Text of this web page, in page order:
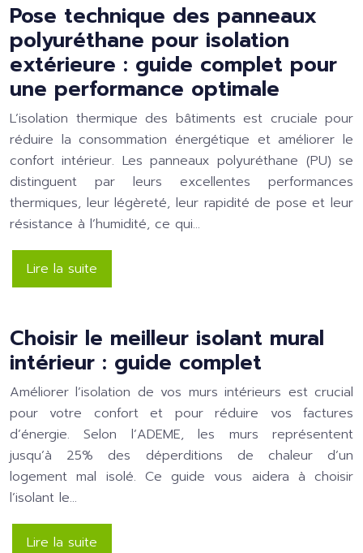
Pose technique des panneaux
polyuréthane pour isolation
extérieure : guide complet pour
une performance optimale
L’isolation thermique des bâtiments est cruciale pour
réduire la consommation énergétique et améliorer le
confort intérieur. Les panneaux polyuréthane (PU) se
distinguent par leurs excellentes performances
thermiques, leur légèreté, leur rapidité de pose et leur
résistance à l’humidité, ce qui…
Lire la suite
Choisir le meilleur isolant mural
intérieur : guide complet
Améliorer l’isolation de vos murs intérieurs est crucial
pour votre confort et pour réduire vos factures
d’énergie. Selon l’ADEME, les murs représentent
jusqu’à 25% des déperditions de chaleur d’un
logement mal isolé. Ce guide vous aidera à choisir
l’isolant le…
Lire la suite